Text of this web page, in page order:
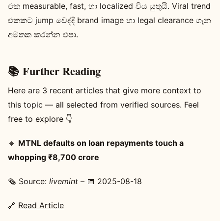
එක measurable, fast, හා localized විය යුතුයි. Viral trend
එකකට jump වෙද්දි brand image හා legal clearance ගැන
අමතක කරන්න එපා.
📚 Further Reading
Here are 3 recent articles that give more context to
this topic — all selected from verified sources. Feel
free to explore 👇
🔸 MTNL defaults on loan repayments touch a
whopping ₹8,700 crore
🗞️ Source: livemint – 📅 2025-08-18
🔗 Read Article